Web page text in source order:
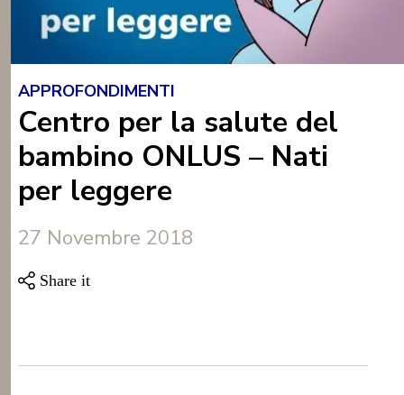
APPROFONDIMENTI
Centro per la salute del
bambino ONLUS – Nati
per leggere
27 Novembre 2018